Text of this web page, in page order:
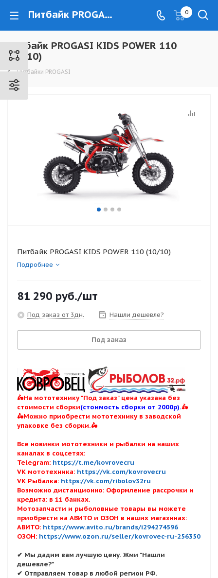
Питбайк PROGASI KIDS POWER 110 (10/10) - www.kovrovec.ru 0
Питбайк PROGASI KIDS POWER 110
(10/10)
Питбайки PROGASI
Питбайк PROGASI KIDS POWER 110 (10/10)
Подробнее
81 290 руб./шт
Под заказ от 3дн. Нашли дешевле?
Под заказ
🛵На мототехнику "Под заказ" цена указана без
стоимости сборки(стоимость сборки от 2000р).🛵
🛵Можно приобрести мототехнику в заводской
упаковке без сборки.🛵
Все новинки мототехники и рыбалки на наших
каналах в соцсетях:
Telegram: https://t.me/kovrovecru
VK мототехника: https://vk.com/kovrovecru
VK Рыбалка: https://vk.com/ribolov32ru
Возможно дистанционно: Оформление рассрочки и
кредита: в 11 банках.
Мотозапчасти и рыболовные товары вы можете
приобрести на АВИТО и ОЗОН в наших магазинах:
АВИТО: https://www.avito.ru/brands/i294274596
ОЗОН: https://www.ozon.ru/seller/kovrovec-ru-256350
✔ Мы дадим вам лучшую цену. Жми "Нашли
дешевле?"
✔ Отправляем товар в любой регион РФ.